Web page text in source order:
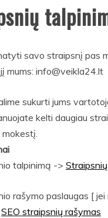
savo straipsnį pas
mums: info@veikla24.lt
sukurti jums
kelti daugiau
talpinimą ->
rašymo paslaugas [
SEO straipsnių rašymas